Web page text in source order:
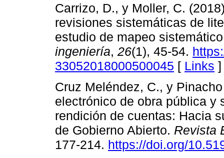
Carrizo, D., y Moller, C.
revisiones sistemáticas de
estudio de mapeo
ingeniería, 26(1), 45-54.
33052018000500045 [ Links ]
Cruz Meléndez, C., y
electrónico de obra pública y
rendición de cuentas: Hacia
de Gobierno Abierto. Revista
177-214. https://doi.org/